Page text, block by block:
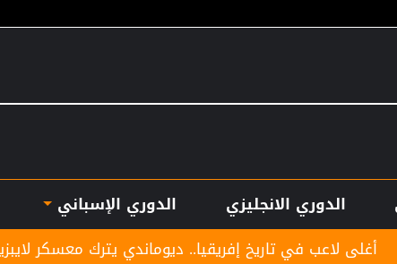
الدوري الانجليزي الدوري الإسباني
إفريقيا.. ديوماندي يترك معسكر لايبزيغ للانضمام